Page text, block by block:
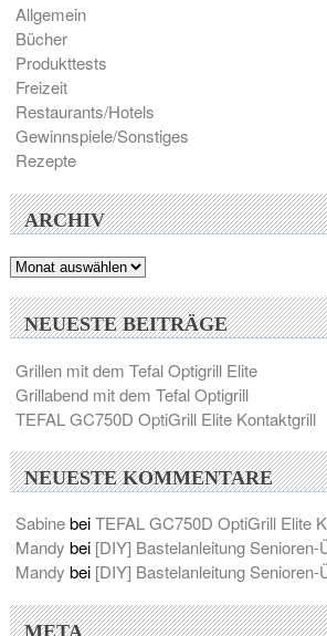
Allgemein
Bücher
Produkttests
Freizeit
Restaurants/Hotels
Gewinnspiele/Sonstiges
Rezepte
ARCHIV
Archiv
NEUESTE BEITRÄGE
Grillen mit dem Tefal Optigrill Elite
Grillabend mit dem Tefal Optigrill
TEFAL GC750D OptiGrill Elite Kontaktgrill
NEUESTE KOMMENTARE
SabinebeiTEFAL GC750D OptiGrill Elite
Mandy bei [DIY] Bastelanleitung
Mandy bei [DIY] Bastelanleitung